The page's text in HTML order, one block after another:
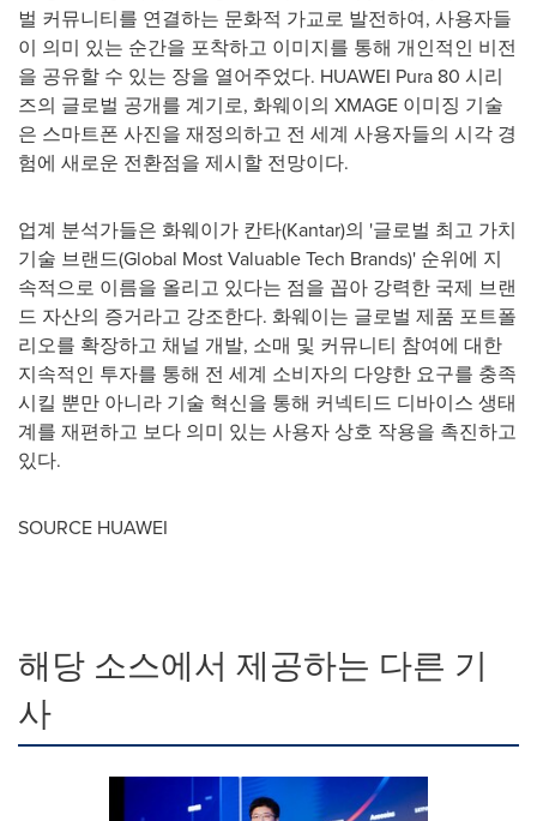
벌 커뮤니티를 연결하는 문화적 가교로 발전하여, 사용자들
이 의미 있는 순간을 포착하고 이미지를 통해 개인적인 비전
을 공유할 수 있는 장을 열어주었다. HUAWEI Pura 80 시리
즈의 글로벌 공개를 계기로, 화웨이의 XMAGE 이미징 기술
은 스마트폰 사진을 재정의하고 전 세계 사용자들의 시각 경
험에 새로운 전환점을 제시할 전망이다.
업계 분석가들은 화웨이가 칸타(Kantar)의 '글로벌 최고 가치
기술 브랜드(Global Most Valuable Tech Brands)' 순위에 지
속적으로 이름을 올리고 있다는 점을 꼽아 강력한 국제 브랜
드 자산의 증거라고 강조한다. 화웨이는 글로벌 제품 포트폴
리오를 확장하고 채널 개발, 소매 및 커뮤니티 참여에 대한
지속적인 투자를 통해 전 세계 소비자의 다양한 요구를 충족
시킬 뿐만 아니라 기술 혁신을 통해 커넥티드 디바이스 생태
계를 재편하고 보다 의미 있는 사용자 상호 작용을 촉진하고
있다.
SOURCE HUAWEI
해당 소스에서 제공하는 다른 기
사